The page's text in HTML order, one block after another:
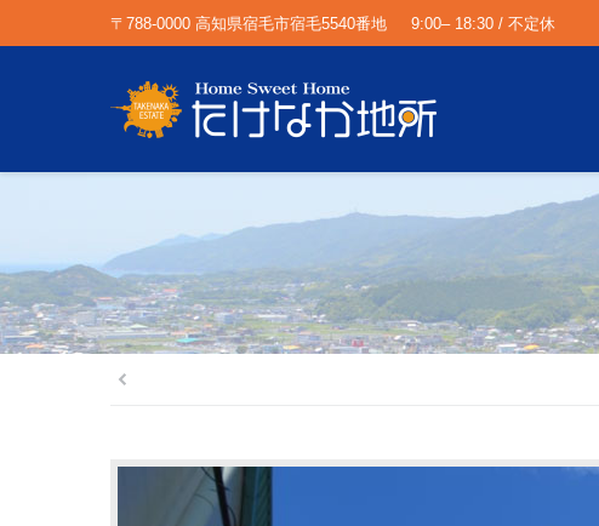
〒788-0000 高知県宿毛市宿毛5540番地 9:00– 18:30 / 不定休
You are here: